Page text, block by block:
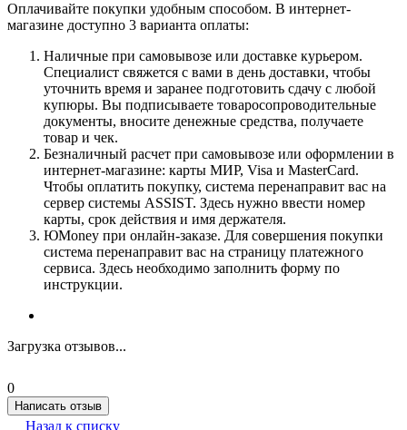
Оплачивайте покупки удобным способом. В интернет-
магазине доступно 3 варианта оплаты:
Наличные при самовывозе или доставке курьером.
Специалист свяжется с вами в день доставки, чтобы
уточнить время и заранее подготовить сдачу с любой
купюры. Вы подписываете товаросопроводительные
документы, вносите денежные средства, получаете
товар и чек.
Безналичный расчет при самовывозе или оформлении в
интернет-магазине: карты МИР, Visa и MasterCard.
Чтобы оплатить покупку, система перенаправит вас на
сервер системы ASSIST. Здесь нужно ввести номер
карты, срок действия и имя держателя.
ЮMoney при онлайн-заказе. Для совершения покупки
система перенаправит вас на страницу платежного
сервиса. Здесь необходимо заполнить форму по
инструкции.
Загрузка отзывов...
0
Написать отзыв
Назад к списку